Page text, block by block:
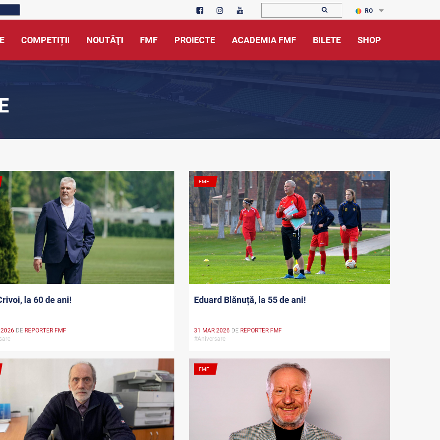
RO
COMPETIȚII NOUTĂŢI FMF PROIECTE ACADEMIA FMF BILETE SHOP
la 60 de ani!
DE REPORTER FMF
FMF
Eduard Blănuță, la 55 de ani!
31 MAR 2026 DE REPORTER FMF
#Aniversare
FMF